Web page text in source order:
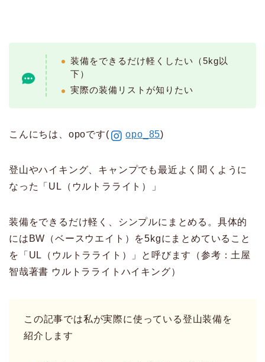
装備をできるだけ軽くしたい（5kg以
下）
実際の装備リストが知りたい
こんにちは、opoです( opo_85)
登山やハイキング、キャンプでも最近よく聞くように
なった「UL（ウルトラライト）」
装備をできるだけ軽く、シンプルにまとめる。具体的
にはBW（ベースウエイト）を5kgにまとめていること
を「UL（ウルトラライト）」と呼びます（参考：土屋
智哉著書 ウルトラライトハイキング）
この記事では私が実際に使っている登山装備を
紹介します